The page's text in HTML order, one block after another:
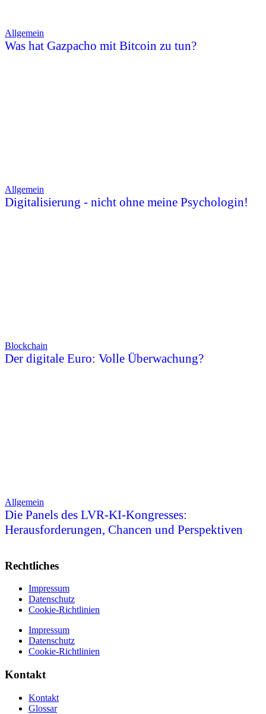
Allgemein
Was hat Gazpacho mit Bitcoin zu tun?
Allgemein
Digitalisierung - nicht ohne meine Psychologin!
Blockchain
Der digitale Euro: Volle Überwachung?
Allgemein
Die Panels des LVR-KI-Kongresses:
Herausforderungen, Chancen und Perspektiven
Rechtliches
Impressum
Datenschutz
Cookie-Richtlinien
Impressum
Datenschutz
Cookie-Richtlinien
Kontakt
Kontakt
Glossar